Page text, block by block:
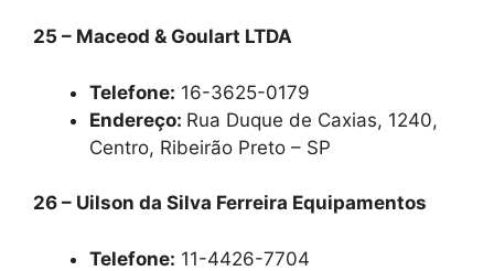
25 – Maceod & Goulart LTDA
Telefone: 16-3625-0179
Endereço: Rua Duque de Caxias, 1240,
Centro, Ribeirão Preto – SP
26 – Uilson da Silva Ferreira Equipamentos
Telefone: 11-4426-7704